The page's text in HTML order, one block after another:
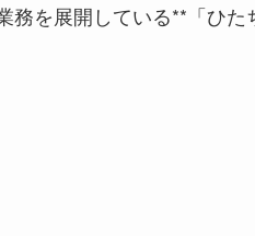
務を展開している**「ひた